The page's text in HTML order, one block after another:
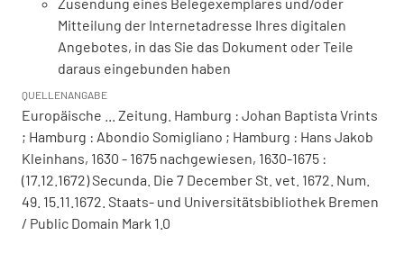
Mitteilung der Internetadresse Ihres digitalen
Angebotes, in das Sie das Dokument oder Teile
daraus eingebunden haben
QUELLENANGABE
Europäische ... Zeitung. Hamburg : Johan Baptista Vrints
; Hamburg : Abondio Somigliano ; Hamburg : Hans Jakob
Kleinhans, 1630 - 1675 nachgewiesen, 1630-1675 :
(17.12.1672) Secunda. Die 7 December St. vet. 1672. Num.
49. 15.11.1672. Staats- und Universitätsbibliothek Bremen
/ Public Domain Mark 1.0